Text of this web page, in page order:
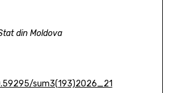
din Moldova
sum3(193)2026_21